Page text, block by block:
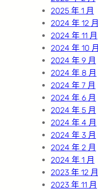
2025 年 1 月
2024 年 12 月
2024 年 11 月
2024 年 10 月
2024 年 9 月
2024 年 8 月
2024 年 7 月
2024 年 6 月
2024 年 5 月
2024 年 4 月
2024 年 3 月
2024 年 2 月
2024 年 1 月
2023 年 12 月
2023 年 11 月